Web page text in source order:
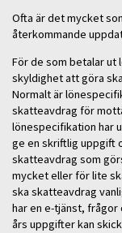
Ofta är det mycket
återkommande
För de som betalar
skyldighet att göra
Normalt är
skatteavdrag för
lönespecifikation har
ge en skriftlig uppgift
skatteavdrag som
mycket eller för lite
ska skatteavdrag
har en e-tjänst, frågor
års uppgifter kan